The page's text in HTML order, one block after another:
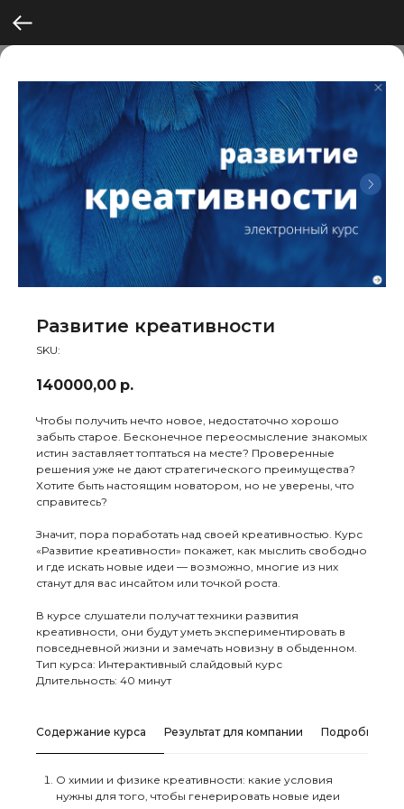
Развитие креативности
SKU:
140000,00 р.
Чтобы получить нечто новое, недостаточно хорошо
забыть старое. Бесконечное переосмысление знакомых
истин заставляет топтаться на месте? Проверенные
решения уже не дают стратегического преимущества?
Хотите быть настоящим новатором, но не уверены, что
справитесь?
Значит, пора поработать над своей креативностью. Курс
«Развитие креативности» покажет, как мыслить свободно
и где искать новые идеи — возможно, многие из них
станут для вас инсайтом или точкой роста.
В курсе слушатели получат техники развития
креативности, они будут уметь экспериментировать в
повседневной жизни и замечать новизну в обыденном.
Тип курса: Интерактивный слайдовый курс
Длительность: 40 минут
Содержание курса Результат для компании Подробное
О химии и физике креативности: какие условия
нужны для того, чтобы генерировать новые идеи